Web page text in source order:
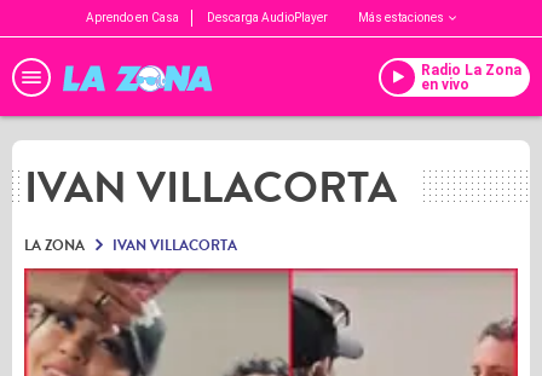
Aprendo en Casa Descarga AudioPlayer Más estaciones
Radio La Zona
en vivo
IVAN VILLACORTA
LA ZONA IVAN VILLACORTA